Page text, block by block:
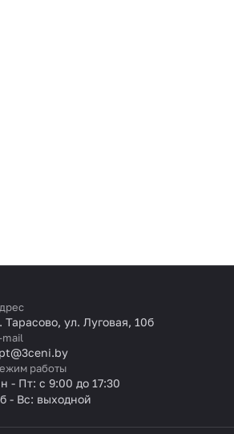
Тарасово, ул. Луговая, 10б
mail
работы
- Пт: с 9:00 до 17:30
- Вс: выходной